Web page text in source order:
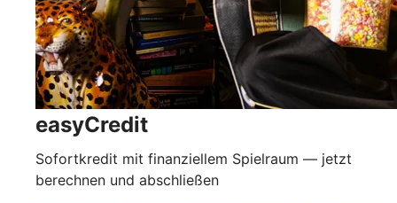
easyCredit
Sofortkredit mit finanziellem Spielraum — jetzt
berechnen und abschließen